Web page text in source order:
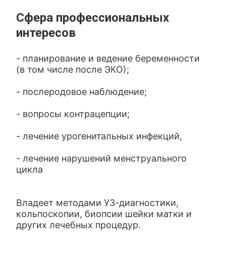
Сфера профессиональных
интересов
- планирование и ведение беременности
(в том числе после ЭКО);
- послеродовое наблюдение;
- вопросы контрацепции;
- лечение урогенитальных инфекций,
- лечение нарушений менструального
цикла
Владеет методами УЗ-диагностики,
кольпоскопии, биопсии шейки матки и
других лечебных процедур.